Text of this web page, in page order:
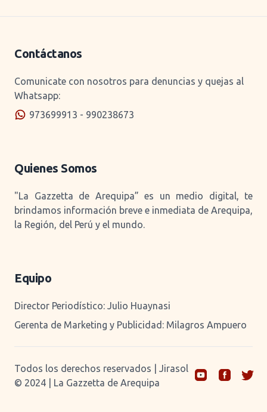
Contáctanos
Comunicate con nosotros para denuncias y quejas al
Whatsapp:
973699913 - 990238673
Quienes Somos
"La Gazzetta de Arequipa” es un medio digital, te
brindamos información breve e inmediata de Arequipa,
la Región, del Perú y el mundo.
Equipo
Director Periodístico: Julio Huaynasi
Gerenta de Marketing y Publicidad: Milagros Ampuero
Todos los derechos reservados | Jirasol
© 2024 | La Gazzetta de Arequipa